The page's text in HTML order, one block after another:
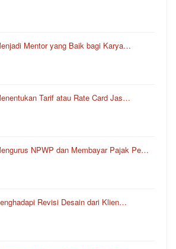
Mentor yang Baik bagi Karya…
Tarif atau Rate Card Jas…
NPWP dan Membayar Pajak Pe…
Revisi Desain dari Klien…